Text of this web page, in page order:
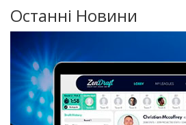
Останні Новини